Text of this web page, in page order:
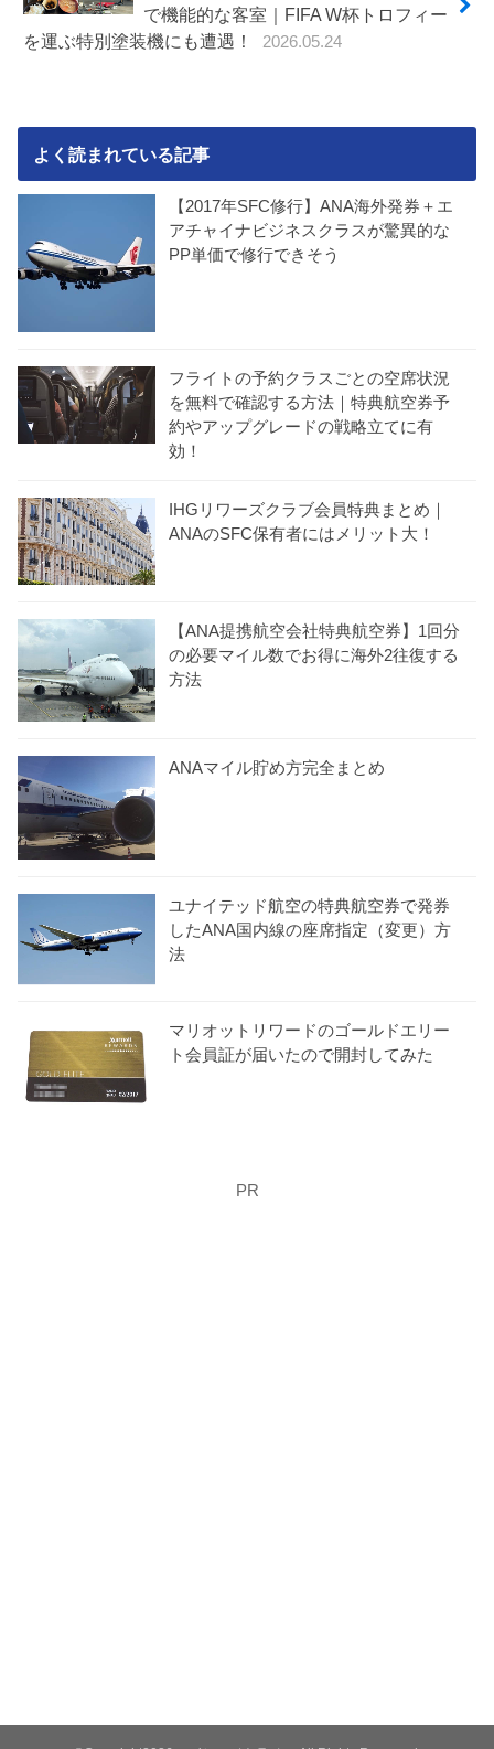
で機能的な客室｜FIFA W杯トロフィー
を運ぶ特別塗装機にも遭遇！
2026.05.24
よく読まれている記事
【2017年SFC修行】ANA海外発券＋エ
アチャイナビジネスクラスが驚異的な
PP単価で修行できそう
フライトの予約クラスごとの空席状況
を無料で確認する方法｜特典航空券予
約やアップグレードの戦略立てに有
効！
IHGリワーズクラブ会員特典まとめ｜
ANAのSFC保有者にはメリット大！
【ANA提携航空会社特典航空券】1回分
の必要マイル数でお得に海外2往復する
方法
ANAマイル貯め方完全まとめ
ユナイテッド航空の特典航空券で発券
したANA国内線の座席指定（変更）方
法
マリオットリワードのゴールドエリー
ト会員証が届いたので開封してみた
PR